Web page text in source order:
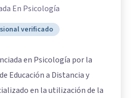
En Psicología
verificado
en Psicología por la
Educación a Distancia y
en la utilización de la